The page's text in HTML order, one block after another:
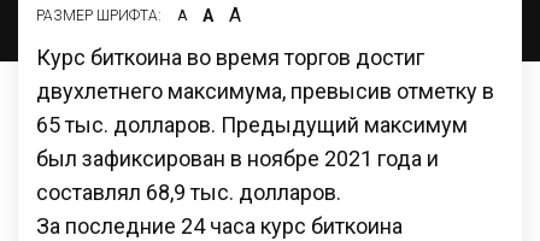
РАЗМЕР ШРИФТА: А А А
Курс биткоина во время торгов достиг
двухлетнего максимума, превысив отметку в
65 тыс. долларов. Предыдущий максимум
был зафиксирован в ноябре 2021 года и
составлял 68,9 тыс. долларов.
За последние 24 часа курс биткоина